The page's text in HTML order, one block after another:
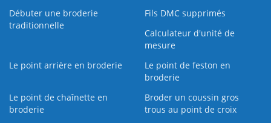
Débuter une broderie
traditionnelle
Fils DMC supprimés
Calculateur d'unité de
mesure
Le point arrière en broderie
Le point de feston en
broderie
Le point de chaînette en
broderie
Broder un coussin gros
trous au point de croix